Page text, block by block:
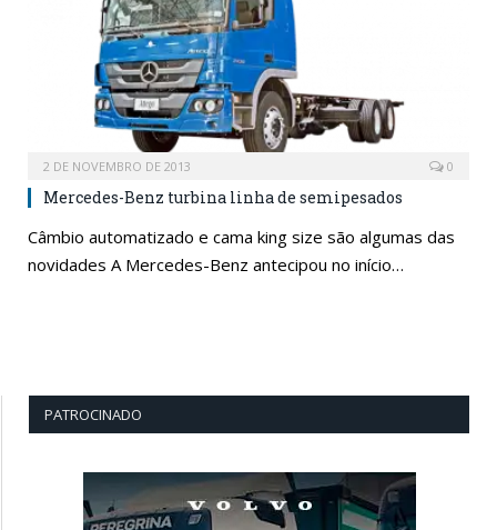
2 DE NOVEMBRO DE 2013 0
Mercedes-Benz turbina linha de semipesados
Câmbio automatizado e cama king size são algumas das
novidades A Mercedes-Benz antecipou no início…
PATROCINADO